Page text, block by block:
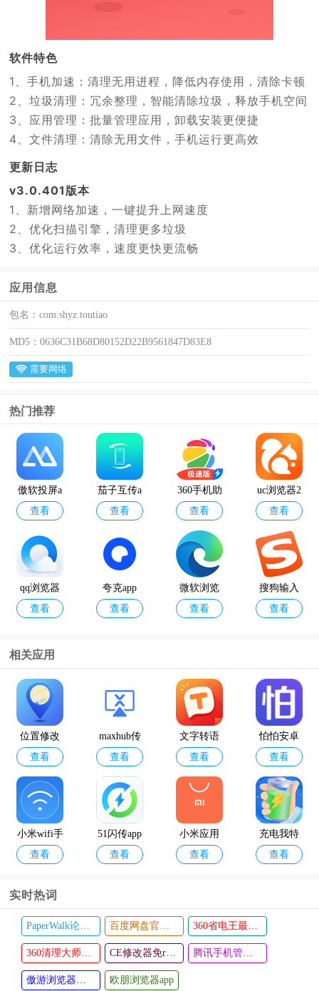
软件特色
1、手机加速：清理无用进程，降低内存使用，清除卡顿
2、垃圾清理：冗余整理，智能清除垃圾，释放手机空间
3、应用管理：批量管理应用，卸载安装更便捷
4、文件清理：清除无用文件，手机运行更高效
更新日志
v3.0.401版本
1、新增网络加速，一键提升上网速度
2、优化扫描引擎，清理更多垃圾
3、优化运行效率，速度更快更流畅
应用信息
包名：com.shyz.toutiao
MD5：0636C31B68D80152D22B9561847D83E8
需要网络
热门推荐
傲软投屏a
pp
查看
茄子互传a
pp
查看
360手机助
手极速版a
pp
查看
uc浏览器2
024最新版
查看
qq浏览器
官方版
查看
夸克app
查看
微软浏览
器手机版
查看
搜狗输入
法官方正
查看
讯飞输入
法app
查看
法最新版
查看
相关应用
位置修改
器安卓版
查看
maxhub传
屏助手app
查看
文字转语
音配音软
件
查看
怕怕安卓
版
查看
小米wifi手
机app
查看
51闪传app
查看
小米应用
市场app
查看
充电我特
牛app
查看
手机数据
大师兄app
查看
QClaw手
机版
查看
实时热词
PaperWalk论文查重app 百度网盘官方版 360省电王最新版
360清理大师极速版最新版 CE修改器免root版2024 腾讯手机管家app官方正版
傲游浏览器旧版本 欧朋浏览器app